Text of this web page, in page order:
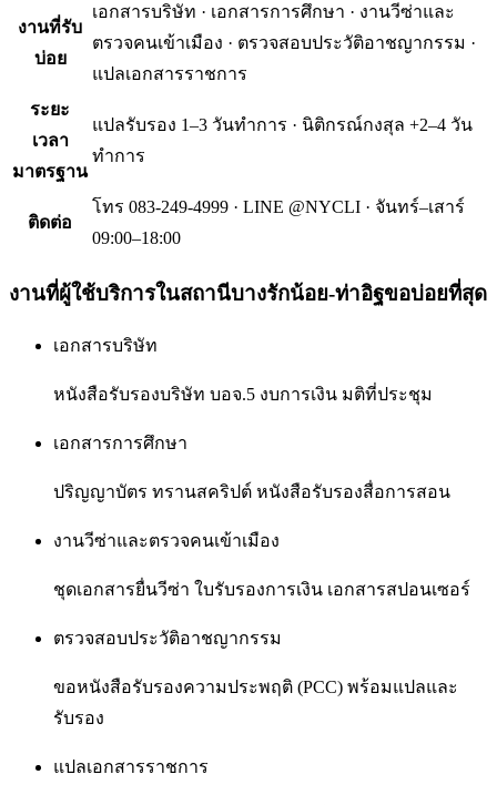
งานที่รับ
บ่อย
เอกสารบริษัท · เอกสารการศึกษา · งานวีซ่าและ
ตรวจคนเข้าเมือง · ตรวจสอบประวัติอาชญากรรม ·
แปลเอกสารราชการ
ระยะ
เวลา
มาตรฐาน
แปลรับรอง 1–3 วันทำการ · นิติกรณ์กงสุล +2–4 วัน
ทำการ
ติดต่อ
โทร 083-249-4999 · LINE @NYCLI · จันทร์–เสาร์
09:00–18:00
งานที่ผู้ใช้บริการในสถานีบางรักน้อย-ท่าอิฐขอบ่อยที่สุด
เอกสารบริษัท
หนังสือรับรองบริษัท บอจ.5 งบการเงิน มติที่ประชุม
เอกสารการศึกษา
ปริญญาบัตร ทรานสคริปต์ หนังสือรับรองสื่อการสอน
งานวีซ่าและตรวจคนเข้าเมือง
ชุดเอกสารยื่นวีซ่า ใบรับรองการเงิน เอกสารสปอนเซอร์
ตรวจสอบประวัติอาชญากรรม
ขอหนังสือรับรองความประพฤติ (PCC) พร้อมแปลและ
รับรอง
แปลเอกสารราชการ